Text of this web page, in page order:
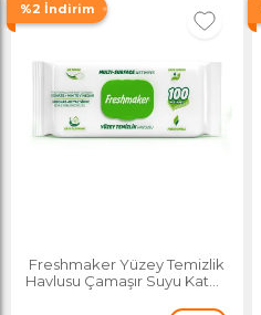
%2 İndirim
Freshmaker Yüzey Temizlik
Havlusu Çamaşır Suyu Katkılı